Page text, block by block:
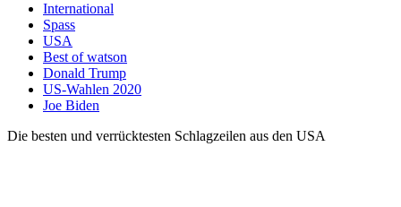
International
Spass
USA
Best of watson
Donald Trump
US-Wahlen 2020
Joe Biden
Die besten und verrücktesten Schlagzeilen aus den USA